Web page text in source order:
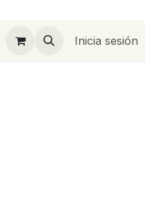
Inicia sesión